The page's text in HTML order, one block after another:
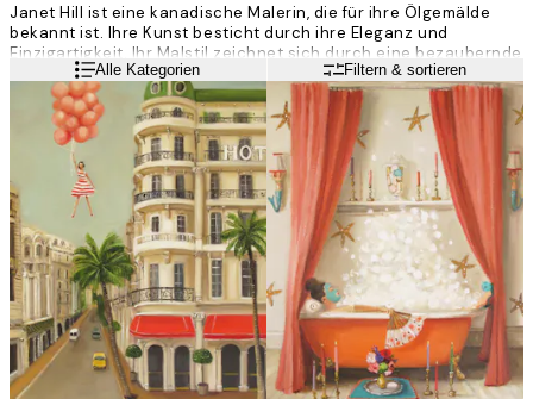
Janet Hill ist eine kanadische Malerin, die für ihre Ölgemälde
bekannt ist. Ihre Kunst besticht durch ihre Eleganz und
Einzigartigkeit. Ihr Malstil zeichnet sich durch eine bezaubernde
Mischung aus Nostalgie, Rätselhaftigkeit und Humor aus, die
den Betrachter in verspielte und stimmungsvolle Welten einlädt.
WeiterlesenAlle Kategorien Filtern & sortieren